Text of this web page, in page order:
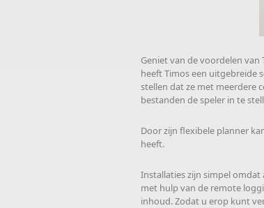
Geniet van de voordelen
heeft Timos een uitgebreide
stellen dat ze met meerdere
bestanden de speler in te
Door zijn flexibele planner
heeft.
Installaties zijn simpel
met hulp van de remote
inhoud. Zodat u erop kunt